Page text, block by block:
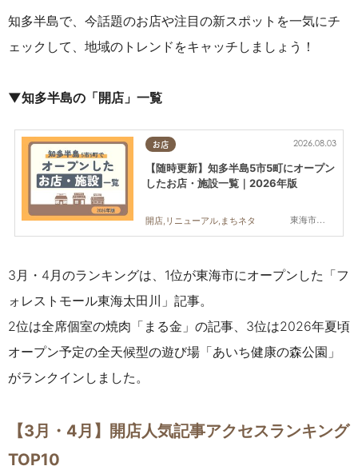
知多半島で、今話題のお店や注目の新スポットを一気にチ
ェックして、地域のトレンドをキャッチしましょう！
▼知多半島の「開店」一覧
お店
東海市,大府市,知多市,東浦町,阿久比町,半田市,常滑市,武豊町,美浜町,南知多町
2026.08.03
【随時更新】知多半島5市5町にオープン
したお店・施設一覧｜2026年版
開店,リニューアル,まちネタ
3月・4月のランキングは、1位が東海市にオープンした「フ
ォレストモール東海太田川」 記事。
2位は全席個室の焼肉「まる金」の記事、3位は2026年夏頃
オープン予定の全天候型の遊び場「あいち健康の森公園」
がランクインしました。
【3月・4月】開店人気記事アクセスランキング
TOP10